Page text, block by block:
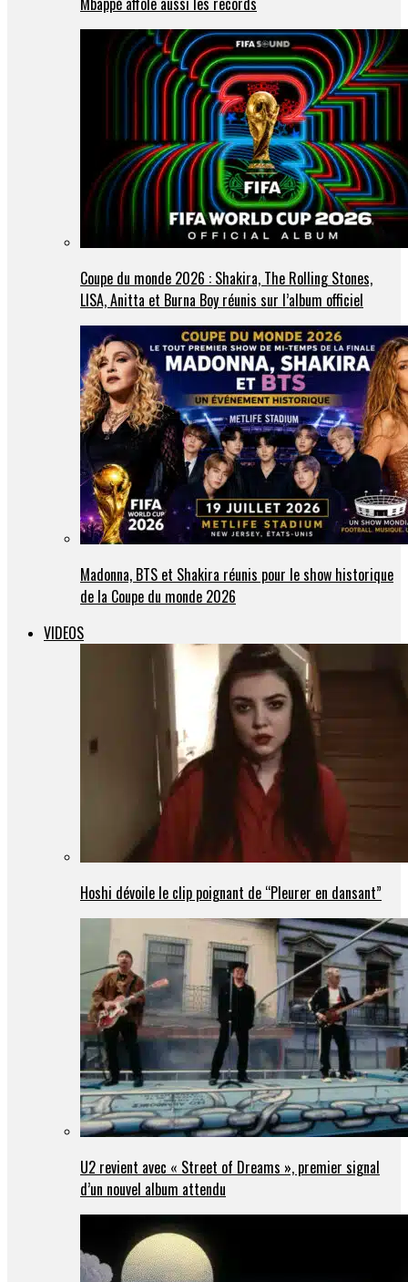
Coupe du monde 2026 : Shakira, The Rolling Stones,
LISA, Anitta et Burna Boy réunis sur l’album officiel
Madonna, BTS et Shakira réunis pour le show historique
de la Coupe du monde 2026
VIDEOS
Hoshi dévoile le clip poignant de “Pleurer en dansant”
U2 revient avec « Street of Dreams », premier signal
d’un nouvel album attendu